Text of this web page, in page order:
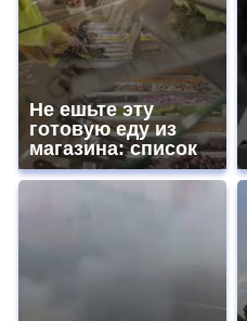
Не ешьте эту
готовую еду из
магазина: список